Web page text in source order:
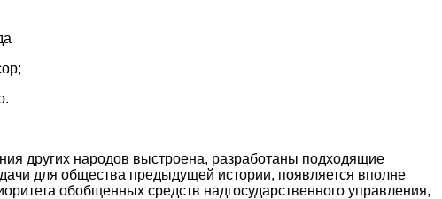
других народов выстроена, разработаны подходящие
для общества предыдущей истории, появляется вполне
обобщенных средств надгосударственного управления,